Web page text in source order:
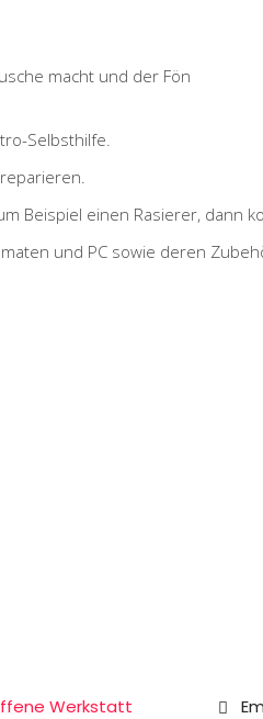
macht und der Fön
Selbsthilfe.
Beispiel einen Rasierer, dann
und PC sowie deren
Werkstatt